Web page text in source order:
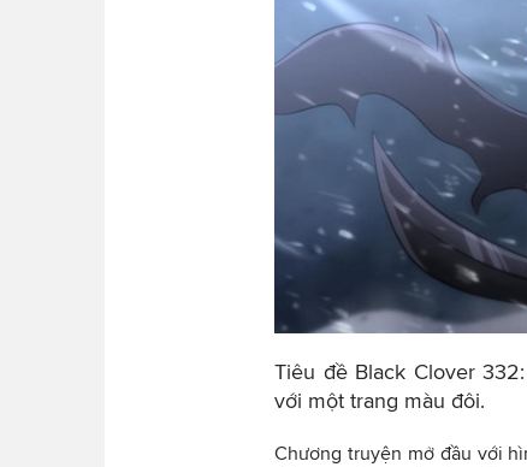
Tiêu đề Black Clover
với một trang màu đôi.
Chương truyện mở đầu với